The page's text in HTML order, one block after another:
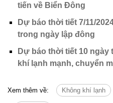
tiến về Biển Đông
Dự báo thời tiết 7/11/
trong ngày lập đông
Dự báo thời tiết 10
khí lạnh mạnh, chuyển
Xem thêm về: Không khí lạnh